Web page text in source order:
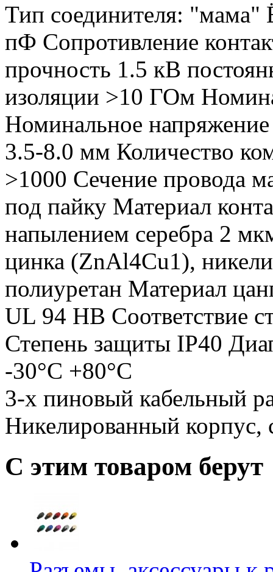
Тип соединителя: "мама"
пФ Сопротивление
прочность 1.5 кВ
изоляции >10 ГОм
Номинальное
3.5-8.0 мм Количество
>1000 Сечение провода
под пайку Материал
напылением серебра 2
цинка (ZnAl4Cu1),
полиуретан Материал
UL 94 HB Соответствие
Степень защиты IP40
-30°C +80°C
3-х пиновый кабельный
Никелированный корпус,
С этим товаром берут